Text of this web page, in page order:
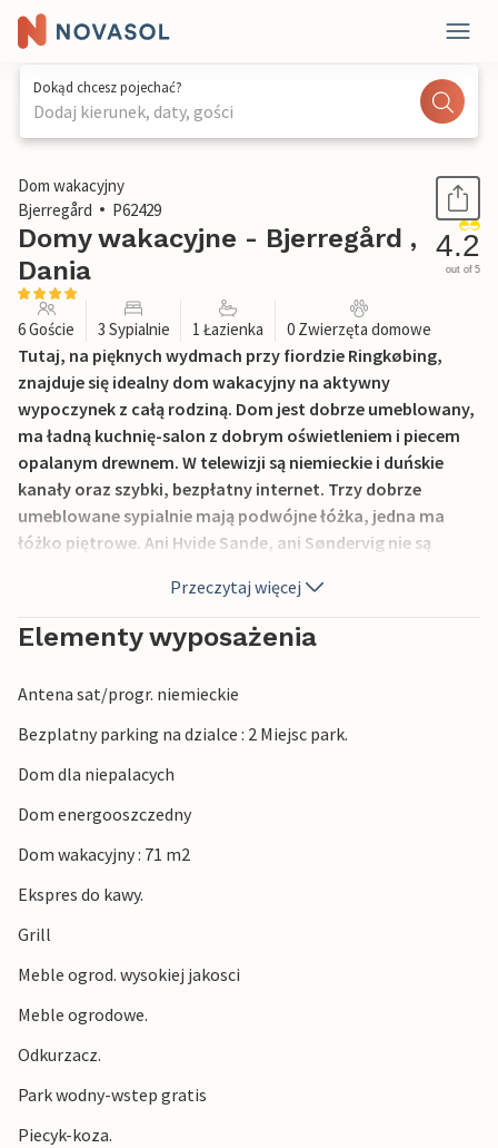
Dokąd chcesz pojechać?
Dodaj kierunek, daty, gości
1 / 19
Dom wakacyjny
Bjerregård
P62429
Domy wakacyjne - Bjerregård ,
Dania
4.2
out of 5
6 Goście 3 Sypialnie 1 Łazienka 0 Zwierzęta domowe
Tutaj, na pięknych wydmach przy fiordzie Ringkøbing,
znajduje się idealny dom wakacyjny na aktywny
wypoczynek z całą rodziną. Dom jest dobrze umeblowany,
ma ładną kuchnię-salon z dobrym oświetleniem i piecem
opalanym drewnem. W telewizji są niemieckie i duńskie
kanały oraz szybki, bezpłatny internet. Trzy dobrze
umeblowane sypialnie mają podwójne łóżka, jedna ma
łóżko piętrowe. Ani Hvide Sande, ani Søndervig nie są
Nad Morzem Północnym są nie tylko niekończące się
możliwości kąpieli, tutaj masz również dobre szanse na
spróbowanie szczęścia w wędkowaniu bezpośrednio na
w Danii, a żeglarstwo jest tu również bardzo dobre. W
ciągu godziny można dotrzeć do Legolandu lub parku
wstęp do Fiskeriets Hus i Vestkystakvariet w Hvide Sande.
Przeczytaj więcej
Elementy wyposażenia
Antena sat/progr. niemieckie
Bezplatny parking na dzialce : 2 Miejsc park.
Dom dla niepalacych
Dom energooszczedny
Dom wakacyjny : 71 m2
Ekspres do kawy.
Grill
Meble ogrod. wysokiej jakosci
Meble ogrodowe.
Odkurzacz.
Park wodny-wstep gratis
Piecyk-koza.